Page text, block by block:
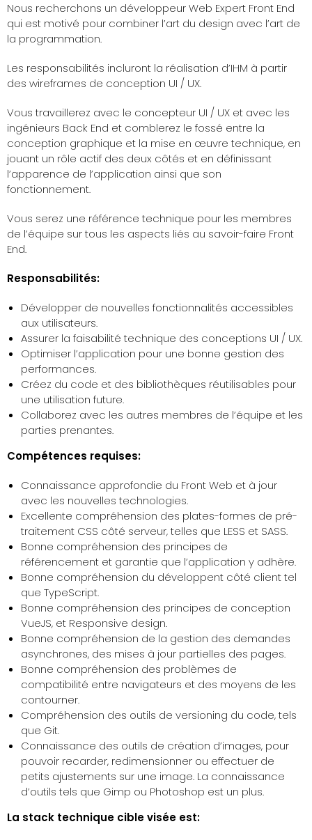
Nous recherchons un développeur Web Expert Front End
qui est motivé pour combiner l’art du design avec l’art de
la programmation.
Les responsabilités incluront la réalisation d’IHM à partir
des wireframes de conception UI / UX.
Vous travaillerez avec le concepteur UI / UX et avec les
ingénieurs Back End et comblerez le fossé entre la
conception graphique et la mise en œuvre technique, en
jouant un rôle actif des deux côtés et en définissant
l’apparence de l’application ainsi que son
fonctionnement.
Vous serez une référence technique pour les membres
de l’équipe sur tous les aspects liés au savoir-faire Front
End.
Responsabilités:
Développer de nouvelles fonctionnalités accessibles
aux utilisateurs.
Assurer la faisabilité technique des conceptions UI / UX.
Optimiser l’application pour une bonne gestion des
performances.
Créez du code et des bibliothèques réutilisables pour
une utilisation future.
Collaborez avec les autres membres de l’équipe et les
parties prenantes.
Compétences requises:
Connaissance approfondie du Front Web et à jour
avec les nouvelles technologies.
Excellente compréhension des plates-formes de pré-
traitement CSS côté serveur, telles que LESS et SASS.
Bonne compréhension des principes de
référencement et garantie que l’application y adhère.
Bonne compréhension du développent côté client tel
que TypeScript.
Bonne compréhension des principes de conception
VueJS, et Responsive design.
Bonne compréhension de la gestion des demandes
asynchrones, des mises à jour partielles des pages.
Bonne compréhension des problèmes de
compatibilité entre navigateurs et des moyens de les
contourner.
Compréhension des outils de versioning du code, tels
que Git.
Connaissance des outils de création d’images, pour
pouvoir recarder, redimensionner ou effectuer de
petits ajustements sur une image. La connaissance
d’outils tels que Gimp ou Photoshop est un plus.
La stack technique cible visée est: